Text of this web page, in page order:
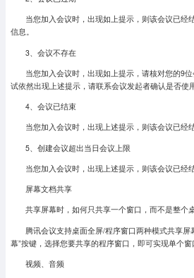
当您加入会议时，出现如上提示，则该会议已经
信息。
3、会议不存在
当您加入会议时，出现如上提示，请核对您的9
试依然出现上述提示，请联系会议发起者确认是否使
4、会议已结束
当您加入会议时，出现上述提示，则该会议已经结
5、创建会议超出当日会议上限
当您加入会议时，出现上述提示，则该会议已经结
屏幕文档共享
共享屏幕时，如何只共享一个窗口，而不是整个
腾讯会议支持桌面全屏/程序窗口两种模式共享
幕”按键，选择您要共享的程序窗口，即可实现单个窗
视频、音频